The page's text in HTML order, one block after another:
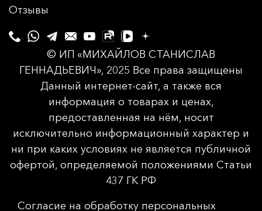
Отзывы
© ИП «МИХАЙЛОВ СТАНИСЛАВ
ГЕННАДЬЕВИЧ», 2025 Все права защищены
Данный интернет-сайт, а также вся
информация о товарах и ценах,
предоставленная на нём, носит
исключительно информационный характер и
ни при каких условиях не является публичной
офертой, определяемой положениями Статьи
437 ГК РФ
Согласие на обработку персональных